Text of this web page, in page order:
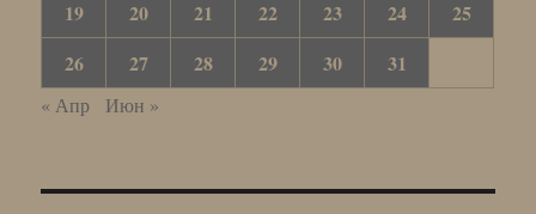
19
20 21 22 23 24
25
26
27 28 29 30 31
« Апр Июн »